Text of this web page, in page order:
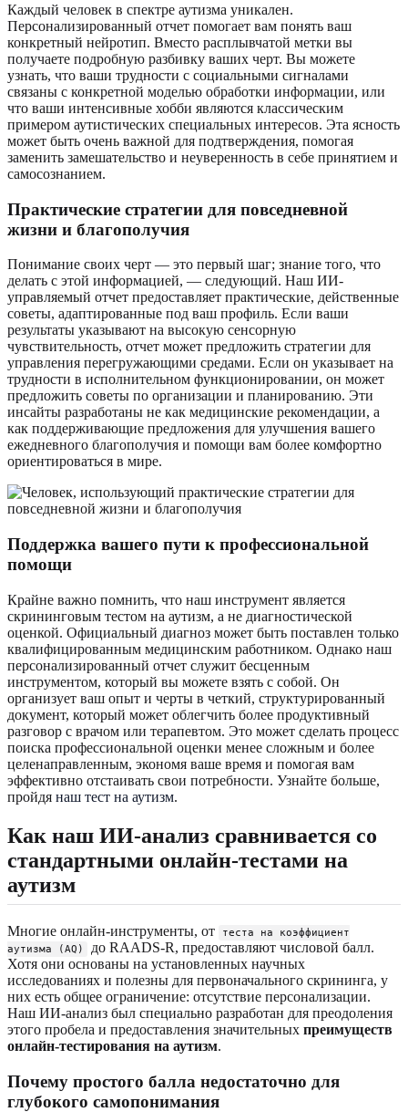
Каждый человек в спектре аутизма уникален.
Персонализированный отчет помогает вам понять ваш
конкретный нейротип. Вместо расплывчатой метки вы
получаете подробную разбивку ваших черт. Вы можете
узнать, что ваши трудности с социальными сигналами
связаны с конкретной моделью обработки информации, или
что ваши интенсивные хобби являются классическим
примером аутистических специальных интересов. Эта ясность
может быть очень важной для подтверждения, помогая
заменить замешательство и неуверенность в себе принятием и
самосознанием.
Практические стратегии для повседневной
жизни и благополучия
Понимание своих черт — это первый шаг; знание того, что
делать с этой информацией, — следующий. Наш ИИ-
управляемый отчет предоставляет практические, действенные
советы, адаптированные под ваш профиль. Если ваши
результаты указывают на высокую сенсорную
чувствительность, отчет может предложить стратегии для
управления перегружающими средами. Если он указывает на
трудности в исполнительном функционировании, он может
предложить советы по организации и планированию. Эти
инсайты разработаны не как медицинские рекомендации, а
как поддерживающие предложения для улучшения вашего
ежедневного благополучия и помощи вам более комфортно
ориентироваться в мире.
Поддержка вашего пути к профессиональной
помощи
Крайне важно помнить, что наш инструмент является
скрининговым тестом на аутизм, а не диагностической
оценкой. Официальный диагноз может быть поставлен только
квалифицированным медицинским работником. Однако наш
персонализированный отчет служит бесценным
инструментом, который вы можете взять с собой. Он
организует ваш опыт и черты в четкий, структурированный
документ, который может облегчить более продуктивный
разговор с врачом или терапевтом. Это может сделать процесс
поиска профессиональной оценки менее сложным и более
целенаправленным, экономя ваше время и помогая вам
эффективно отстаивать свои потребности. Узнайте больше,
пройдя наш тест на аутизм.
Как наш ИИ-анализ сравнивается со
стандартными онлайн-тестами на
аутизм
Многие онлайн-инструменты, от
теста на коэффициент
аутизма (AQ)
до RAADS-R, предоставляют числовой балл.
Хотя они основаны на установленных научных
исследованиях и полезны для первоначального скрининга, у
них есть общее ограничение: отсутствие персонализации.
Наш ИИ-анализ был специально разработан для преодоления
этого пробела и предоставления значительных преимуществ
онлайн-тестирования на аутизм.
Почему простого балла недостаточно для
глубокого самопонимания